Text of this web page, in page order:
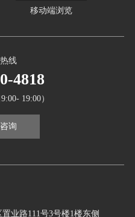
业路111号3号楼1楼东侧
线
4818
19:00）
询
移动端浏览